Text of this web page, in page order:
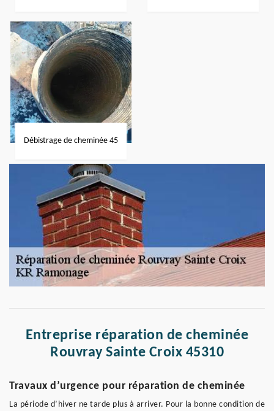
Débistrage de cheminée 45
Entreprise réparation de cheminée
Rouvray Sainte Croix 45310
Travaux d’urgence pour réparation de cheminée
La période d’hiver ne tarde plus à arriver. Pour la bonne condition de